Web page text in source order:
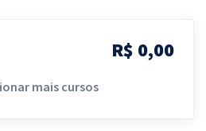
R$ 0,00
mais cursos